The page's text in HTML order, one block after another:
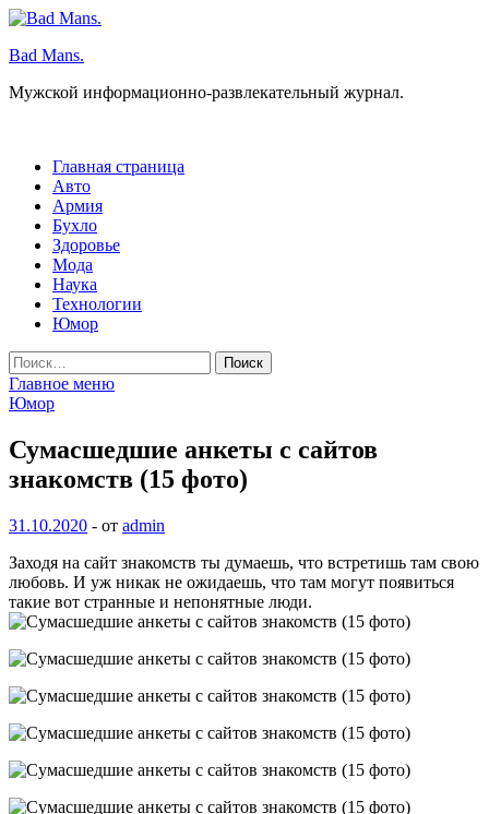
Перейти
содержимому
Bad Mans.
Мужской информационно-развлекательный журнал.
Главная страница
Авто
Армия
Бухло
Здоровье
Мода
Наука
Технологии
Юмор
Найти:
Главное меню
Юмор
Сумасшедшие анкеты с сайтов
знакомств (15 фото)
31.10.2020 - от admin
Заходя на сайт знакомств ты думаешь, что встретишь там свою
любовь. И уж никак не ожидаешь, что там могут появиться
такие вот странные и непонятные люди.